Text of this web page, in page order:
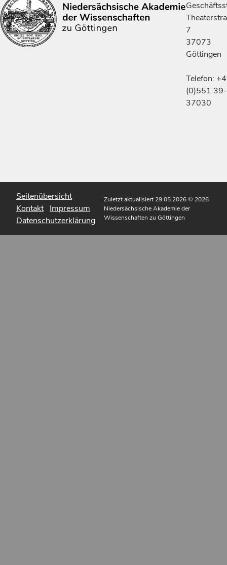
7
37073
Göttingen
Telefon:
(0)551 39-
37030
Seitenübersicht
Kontakt Impressum
Datenschutzerklärung
Zuletzt aktualisiert 29.05.2026© 2026
Niedersächsische Akademie der
Wissenschaften zu Göttingen